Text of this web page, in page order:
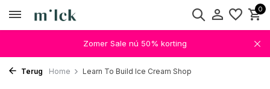
0
Zomer Sale nú 50% korting
Terug Home Learn To Build Ice Cream Shop